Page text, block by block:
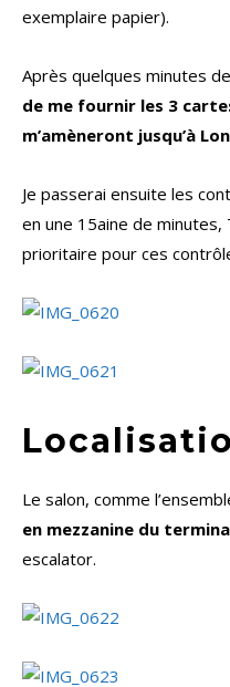
exemplaire papier).
Après quelques minutes
de me fournir les 3
m’amèneront jusqu’à
Je passerai ensuite les
en une 15aine de minutes,
prioritaire pour ces
Le salon, comme
en mezzanine du
escalator.